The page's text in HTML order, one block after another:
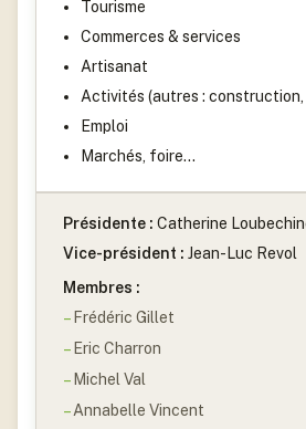
Tourisme
Commerces & services
Artisanat
Activités (autres :
Emploi
Marchés, foire…
Présidente : Catherine
Vice-président : Jean-Luc Revol
Membres :
Frédéric Gillet
Eric Charron
Michel Val
Annabelle Vincent